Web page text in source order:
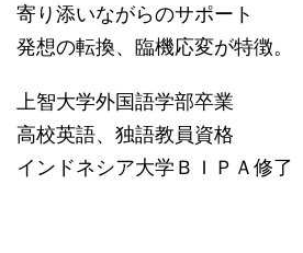
寄り添いながらのサポート
発想の転換、臨機応変が特徴。
上智大学外国語学部卒業
高校英語、独語教員資格
インドネシア大学ＢＩＰＡ修了